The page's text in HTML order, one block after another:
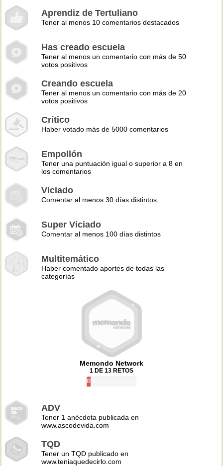
Aprendiz de Tertuliano
Tener al menos 10 comentarios destacados
Has creado escuela
Tener al menos un comentario con más de 50
votos positivos
Creando escuela
Tener al menos un comentario con más de 20
votos positivos
Crítico
Haber votado más de 5000 comentarios
Empollón
Tener una puntuación igual o superior a 8 en
los comentarios
Viciado
Comentar al menos 30 días distintos
Super Viciado
Comentar al menos 100 días distintos
Multitemático
Haber comentado aportes de todas las
categorías
Memondo Network
1 DE 13 RETOS
8%
ADV
Tener 1 anécdota publicada en
www.ascodevida.com
TQD
Tener un TQD publicado en
www.teniaquedecirlo.com